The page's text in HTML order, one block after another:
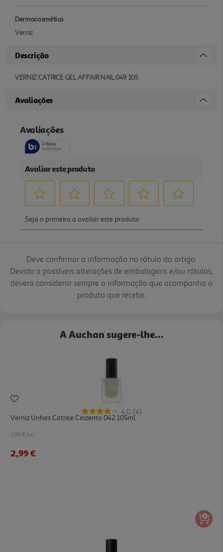
Dermocosmética
Verniz
Descrição
VERNIZ CATRICE GEL AFFAIR NAIL 049 105
Avaliações
Deve confirmar a informação no rótulo do artigo.
Devido a possíveis alterações de embalagens e/ou rótulos,
deverá considerar sempre a informação que acompanha o
produto que recebe.
A Auchan sugere-lhe...
4.0 (4)
Verniz Unhas Catrice Cinzento 042 105ml
2.99 €/un
2,99 €